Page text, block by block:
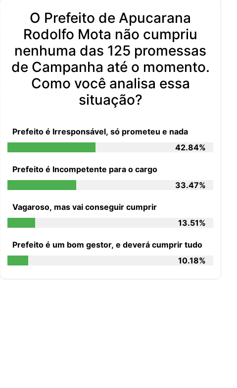
O Prefeito de Apucarana
Rodolfo Mota não cumpriu
nenhuma das 125 promessas
de Campanha até o momento.
Como você analisa essa
situação?
Prefeito é Irresponsável, só prometeu e nada
42.84%
Prefeito é Incompetente para o cargo
33.47%
Vagaroso, mas vai conseguir cumprir
13.51%
Prefeito é um bom gestor, e deverá cumprir tudo
10.18%